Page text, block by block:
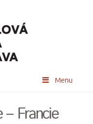
Menu
– Francie